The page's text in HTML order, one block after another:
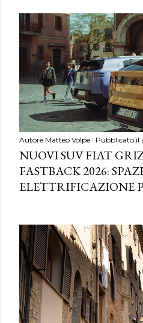
Autore Matteo Volpe Pubblicato il
NUOVI SUV FIAT
FASTBACK 2026:
ELETTRIFICAZIONE